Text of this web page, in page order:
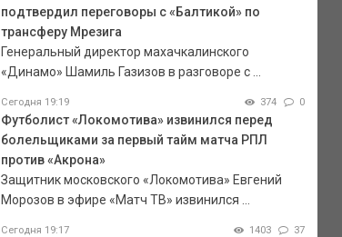
подтвердил переговоры с «Балтикой» по
трансферу Мрезига
Генеральный директор махачкалинского
«Динамо» Шамиль Газизов в разговоре с ...
Сегодня 19:19 374 0
Футболист «Локомотива» извинился перед
болельщиками за первый тайм матча РПЛ
против «Акрона»
Защитник московского «Локомотива» Евгений
Морозов в эфире «Матч ТВ» извинился ...
Сегодня 19:17 1403 37